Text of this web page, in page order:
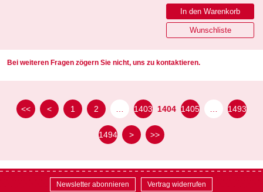
Bei weiteren Fragen zögern Sie nicht, uns zu kontaktieren.
<< < 1 2 1403 1404 1405 1493
1494 > >>
Newsletter abonnieren Vertrag widerrufen